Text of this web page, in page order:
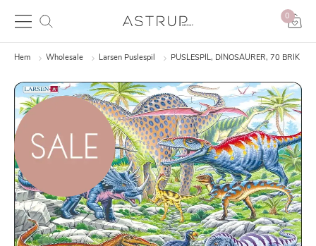
0
Hem Wholesale Larsen Puslespil PUSLESPIL, DINOSAURER, 70 BRIK